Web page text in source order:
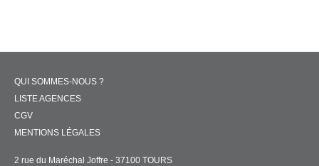
QUI SOMMES-NOUS ?
LISTE AGENCES
CGV
MENTIONS LÉGALES
2 rue du Maréchal Joffre - 37100 TOURS